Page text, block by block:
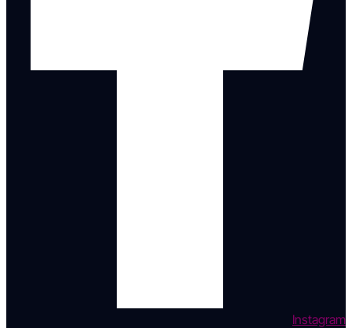
Instagram